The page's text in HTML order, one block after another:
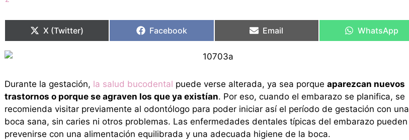
en
X (Twitter)
en
Facebook
en
Email
en
WhatsApp
Durante la gestación, la salud bucodental puede verse alterada, ya sea porque aparezcan nuevos
trastornos o porque se agraven los que ya existían. Por eso, cuando el embarazo se planifica, se
recomienda visitar previamente al odontólogo para poder iniciar así el período de gestación con una
boca sana, sin caries ni otros problemas. Las enfermedades dentales típicas del embarazo pueden
prevenirse con una alimentación equilibrada y una adecuada higiene de la boca.
en
en
en
en